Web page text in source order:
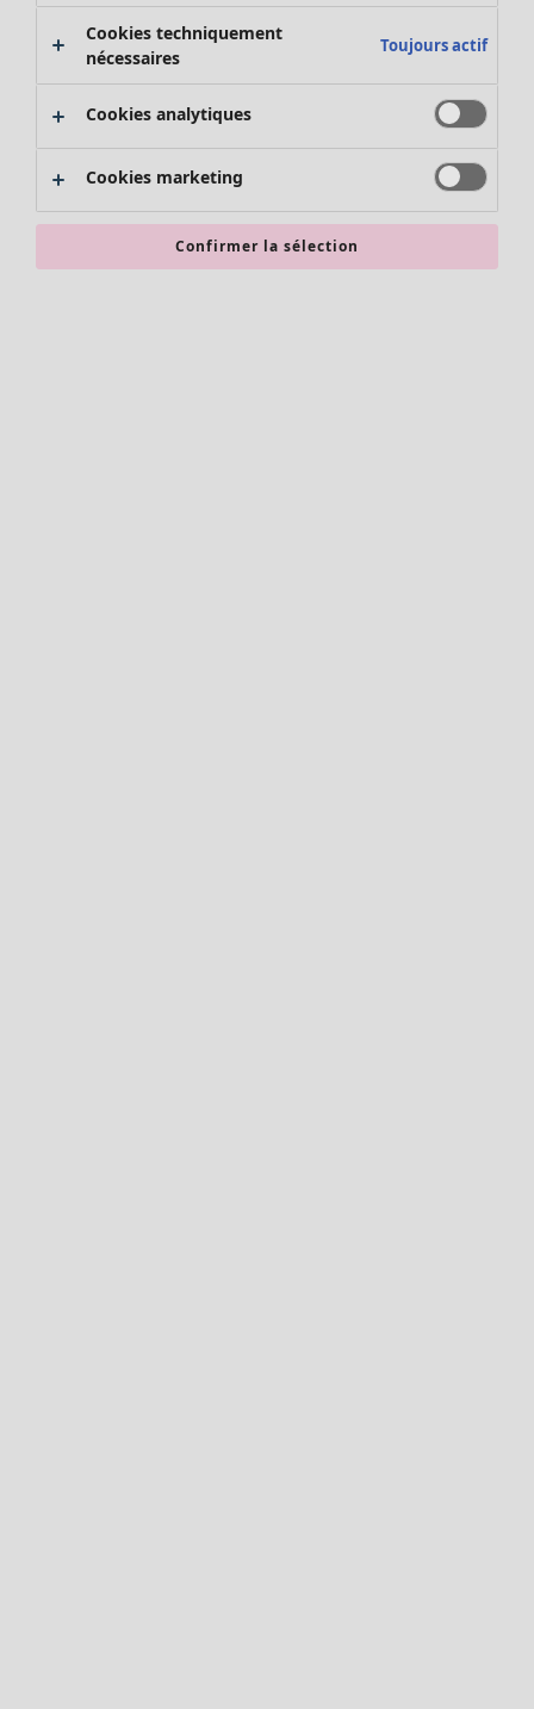
Promos SOLDES
Les promos de Gudrun Sjödén
Nouvel arrivage
Bonnes affaires en soldes - jusqu'à -70
Cookies techniquement
nécessaires
Toujours actif
Cookies analytiques
Cookies marketing
Confirmer la sélection